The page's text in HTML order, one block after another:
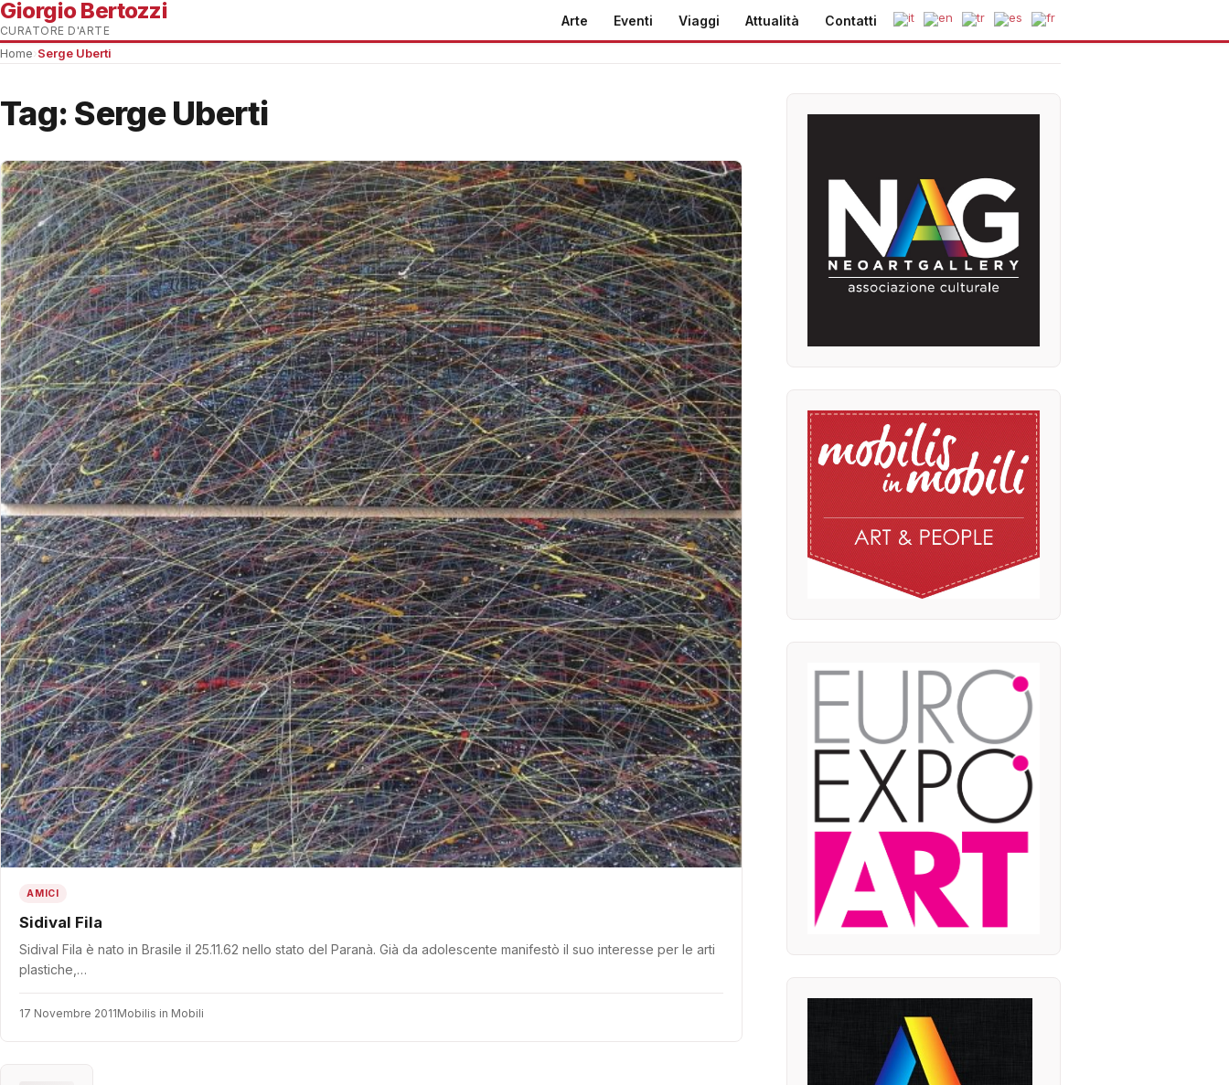
Giorgio Bertozzi
CURATORE D'ARTE
Arte Eventi Viaggi Attualità Contatti
Home Serge Uberti
Tag: Serge Uberti
AMICI
Sidival Fila
Sidival Fila è nato in Brasile il 25.11.62 nello stato del Paranà. Già da adolescente manifestò il suo interesse per le arti
plastiche,…
17 Novembre 2011Mobilis in Mobili